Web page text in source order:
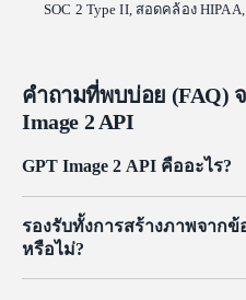
SOC 2 Type II, สอดคล้อง
คำถามที่พบบ่อย (FAQ)
Image 2 API
GPT Image 2 API คืออะไร?
ของ OpenAI ผ่านการเขียนโปร
ตัวในเดือนเมษายน 2026 เพื่อสืบท
แทนที่ DALL-E 3 โมเดลนี้สามา
รองรับทั้งการสร้างภาพจาก
หรือไม่?